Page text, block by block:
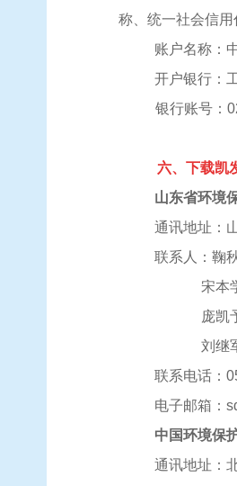
称、统一社会信
账户名称：
开户银行：
银行账号：
六、下载凯
山东省环境
通讯地址：
联系人： 鞠
宋本学
庞凯
刘继
联系电话：
电子邮箱：
中国环境保
通讯地址：